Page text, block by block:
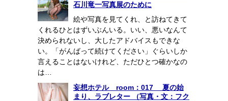
石川竜一写真展のために
絵や写真を見てくれ、と訪ねてきて
くれるひとはずいぶんいる。いい、悪いなんて
決められないし、大したアドバイスもできな
い。「がんばって続けてください」ぐらいしか
言えることはないけれど、ただひとつ確かなの
は…
妄想ホテル room：017 夏の始
まり、ラブレター （写真・文：フク